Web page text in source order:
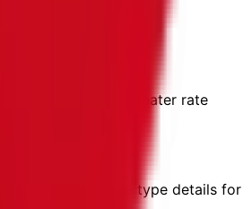
fallback for greater rate
display package type details for